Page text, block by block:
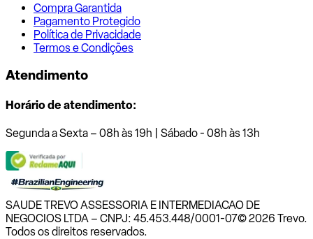
Compra Garantida
Pagamento Protegido
Política de Privacidade
Termos e Condições
Atendimento
Horário de atendimento:
Segunda a Sexta – 08h às 19h | Sábado - 08h às 13h
SAUDE TREVO ASSESSORIA E INTERMEDIACAO DE
NEGOCIOS LTDA – CNPJ: 45.453.448/0001-07© 2026 Trevo.
Todos os direitos reservados.